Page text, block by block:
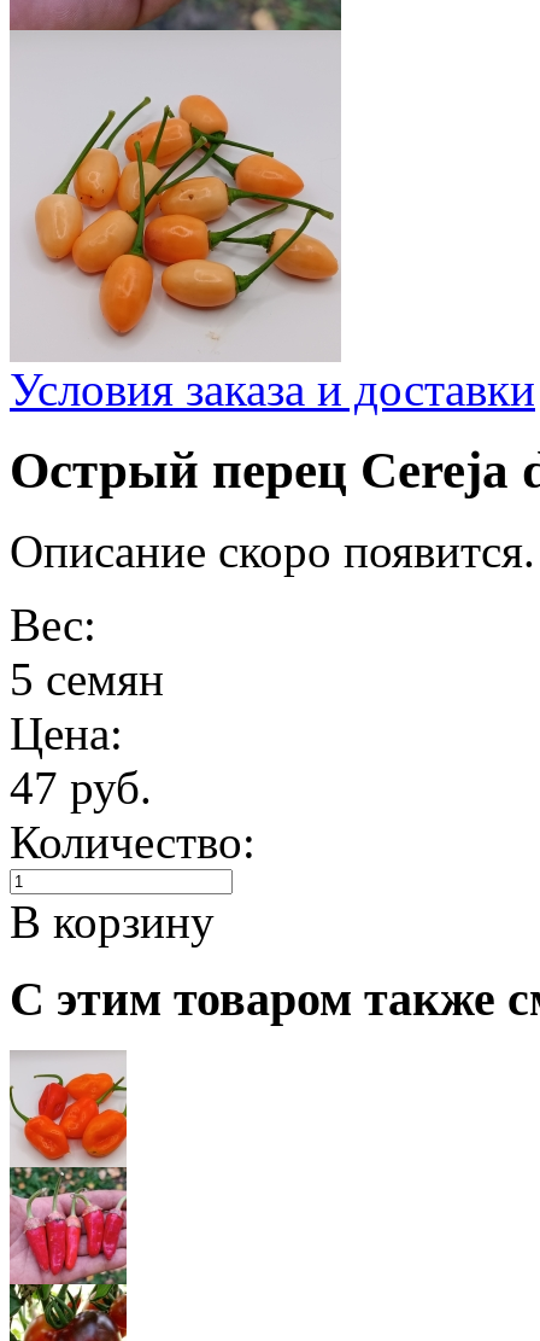
Условия заказа и доставки
Острый перец Cereja
Описание скоро появится.
Вес:
5 семян
Цена:
47 руб.
Количество:
В корзину
С этим товаром также